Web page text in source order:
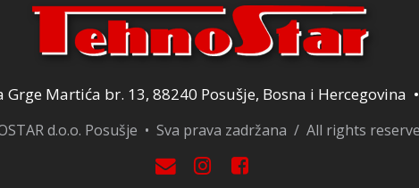
Grge Martića br. 13, 88240 Posušje, Bosna i Hercegovina
d.o.o. Posušje • Sva prava zadržana / All rights